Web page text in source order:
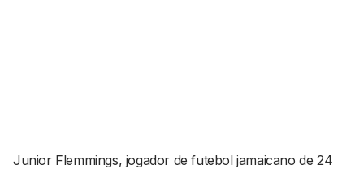
Contactos
Junior Flemmings, jogador de futebol jamaicano de 24